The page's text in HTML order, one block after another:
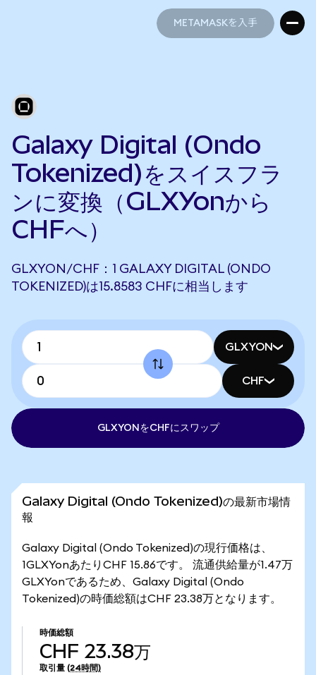
METAMASKを入手
Galaxy Digital (Ondo
Tokenized)をスイスフラ
ンに変換（GLXYonから
CHFへ）
GLXYON/CHF：1 GALAXY DIGITAL (ONDO
TOKENIZED)は15.8583 CHFに相当します
GLXYON
CHF
GLXYONをCHFにスワップ
Galaxy Digital (Ondo Tokenized)の最新市場情
報
Galaxy Digital (Ondo Tokenized)の現行価格は、
1GLXYonあたりCHF 15.86です。 流通供給量が1.47万
GLXYonであるため、Galaxy Digital (Ondo
Tokenized)の時価総額はCHF 23.38万となります。
時価総額
CHF 23.38万
取引量 (24時間)